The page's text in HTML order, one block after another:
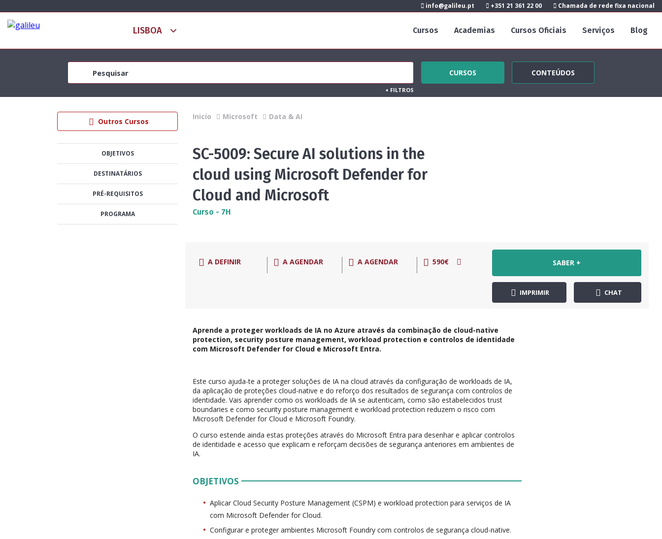
info@galileu.pt +351 21 361 22 00 Chamada de rede fixa nacional
Cursos Academias Cursos Oficiais Serviços Blog
CURSOS CONTEÚDOS
+ FILTROS
Outros Cursos
OBJETIVOS
DESTINATÁRIOS
PRÉ-REQUISITOS
PROGRAMA
Inicío Microsoft Data & AI
SC-5009: Secure AI solutions in the
cloud using Microsoft Defender for
Cloud and Microsoft
Curso - 7H
A DEFINIR A AGENDAR A AGENDAR 590€ SABER +
IMPRIMIR CHAT
Aprende a proteger workloads de IA no Azure através da combinação de cloud-native
protection, security posture management, workload protection e controlos de identidade
com Microsoft Defender for Cloud e Microsoft Entra.
Este curso ajuda-te a proteger soluções de IA na cloud através da configuração de workloads de IA,
da aplicação de proteções cloud-native e do reforço dos resultados de segurança com controlos de
identidade. Vais aprender como os workloads de IA se autenticam, como são estabelecidos trust
boundaries e como security posture management e workload protection reduzem o risco com
Microsoft Defender for Cloud e Microsoft Foundry.
O curso estende ainda estas proteções através do Microsoft Entra para desenhar e aplicar controlos
de identidade e acesso que explicam e reforçam decisões de segurança anteriores em ambientes de
IA.
OBJETIVOS
Aplicar Cloud Security Posture Management (CSPM) e workload protection para serviços de IA
com Microsoft Defender for Cloud.
Configurar e proteger ambientes Microsoft Foundry com controlos de segurança cloud-native.